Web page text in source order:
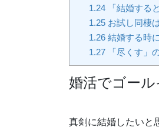
1.24「結婚する
1.25お試し同棲
1.26結婚する時
1.27「尽くす」
婚活でゴー
真剣に結婚したいと